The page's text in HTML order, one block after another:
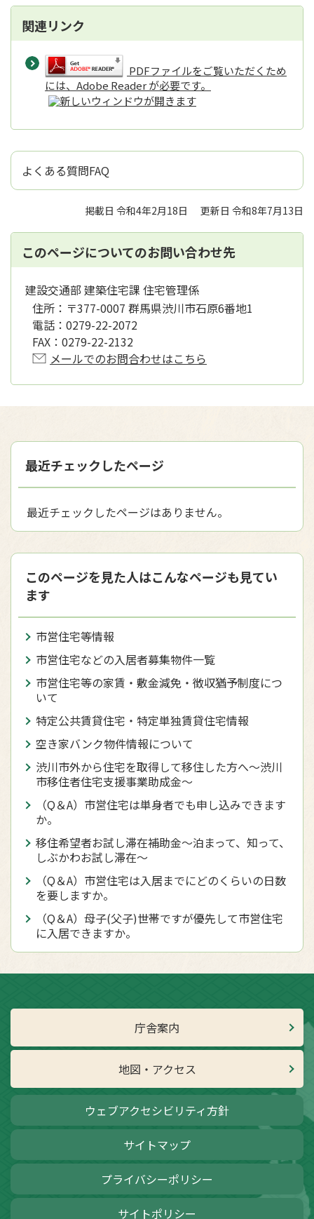
関連リンク
PDFファイルをご覧いただくため
には、Adobe Reader が必要です。
よくある質問FAQ
掲載日 令和4年2月18日 更新日 令和8年7月13日
このページについてのお問い合わせ先
建設交通部 建築住宅課 住宅管理係
住所： 〒377-0007 群馬県渋川市石原6番地1
電話： 0279-22-2072
FAX： 0279-22-2132
メールでのお問合わせはこちら
最近チェックしたページ
最近チェックしたページはありません。
このページを見た人はこんなページも見てい
ます
市営住宅等情報
市営住宅などの入居者募集物件一覧
市営住宅等の家賃・敷金減免・徴収猶予制度につ
いて
特定公共賃貸住宅・特定単独賃貸住宅情報
空き家バンク物件情報について
渋川市外から住宅を取得して移住した方へ〜渋川
市移住者住宅支援事業助成金〜
（Q＆A）市営住宅は単身者でも申し込みできます
か。
移住希望者お試し滞在補助金〜泊まって、知って、
しぶかわお試し滞在〜
（Q＆A）市営住宅は入居までにどのくらいの日数
を要しますか。
（Q＆A）母子(父子)世帯ですが優先して市営住宅
に入居できますか。
庁舎案内
地図・アクセス
ウェブアクセシビリティ方針
サイトマップ
プライバシーポリシー
サイトポリシー